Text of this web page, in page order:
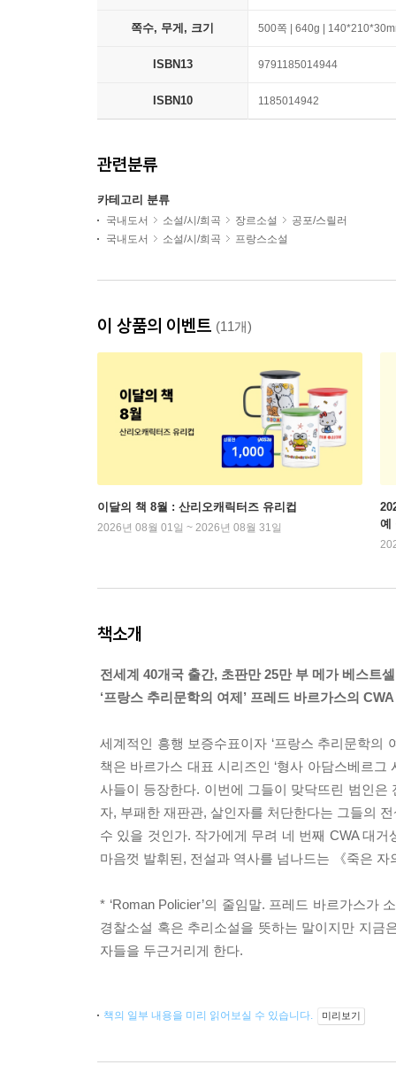
쪽수, 무게, 크기 500쪽 | 640g |
ISBN13 9791185014944
ISBN10 1185014942
관련분류
카테고리 분류
국내도서 소설/시/희곡 장르소설
공포/스릴러
국내도서
소설/시/희곡 프랑스소설
이 상품의 이벤트 (11개)
이달의 책 8월 : 산리오캐릭터즈 유리컵
2026년 08월 01일 ~ 2026년 08월 31일
예
책소개
전세계 40개국 출간, 초판만 25만 부 메가 베스트
‘프랑스 추리문학의 여제’ 프레드 바르가스의
세계적인 흥행 보증수표이자 ‘프랑스 추리문학의
책은 바르가스 대표 시리즈인 ‘형사 아담스베르
사들이 등장한다. 이번에 그들이 맞닥뜨린 범인
자, 부패한 재판관, 살인자를 처단한다는 그들의
수 있을 것인가. 작가에게 무려 네 번째 CWA 대
마음껏 발휘된, 전설과 역사를 넘나드는 《죽은
* ‘Roman Policier’의 줄임말. 프레드 바르가스가
경찰소설 혹은 추리소설을 뜻하는 말이지만 지금
자들을 두근거리게 한다.
책의 일부 내용을 미리 읽어보실 수 있습니다. 미리보기